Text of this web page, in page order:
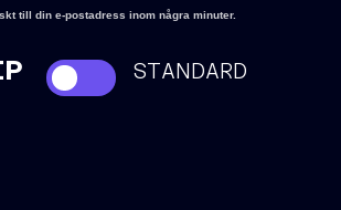
till din e-postadress inom några minuter.
STANDARD